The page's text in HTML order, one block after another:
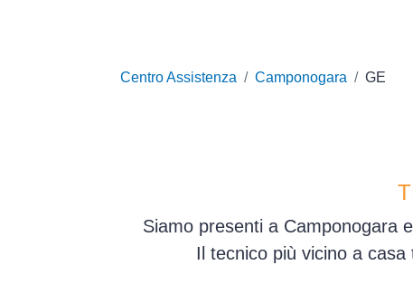
Centro Assistenza Camponogara GE
Siamo presenti a Camponogara
Il tecnico più vicino a